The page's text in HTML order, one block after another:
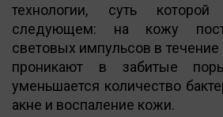
технологии, суть
следующем: на кожу
световых импульсов в
проникают в забитые
уменьшается количество
акне и воспаление кожи.